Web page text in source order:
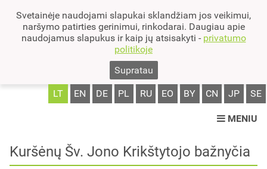
Svetainėje naudojami slapukai sklandžiam jos veikimui,
naršymo patirties gerinimui, rinkodarai. Daugiau apie
naudojamus slapukus ir kaip jų atsisakyti - privatumo
politikoje
Supratau
LT EN DE PL RU EO BY CN JP SE
MENIU
Kuršėnų Šv. Jono Krikštytojo bažnyčia